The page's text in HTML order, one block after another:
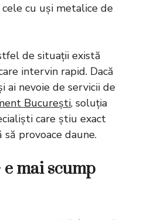
cu uși metalice de
de situații există
intervin rapid. Dacă
ai nevoie de servicii de
București, soluția
care știu exact
să provoace daune.
mai scump